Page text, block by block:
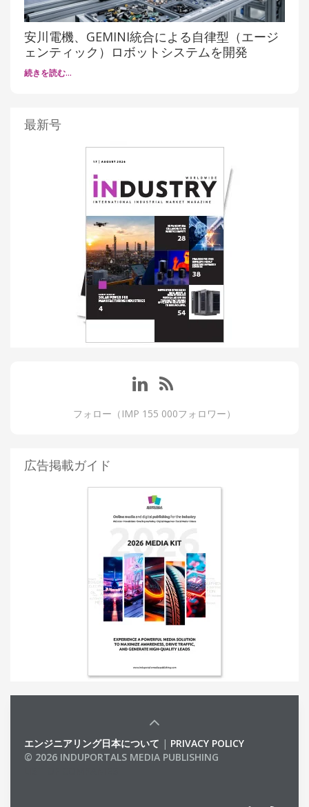
安川電機、GEMINI統合による自律型（エージ
ェンティック）ロボットシステムを開発
続きを読む…
最新号
フォロー（IMP 155 000フォロワー）
広告掲載ガイド
エンジニアリング日本について | PRIVACY POLICY
© 2026 INDUPORTALS MEDIA PUBLISHING